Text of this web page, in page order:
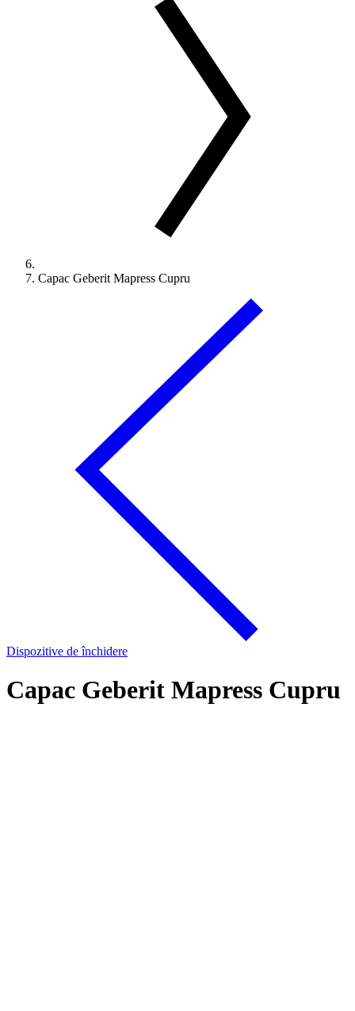
Capac Geberit Mapress Cupru
Dispozitive de închidere
Capac Geberit Mapress Cupru